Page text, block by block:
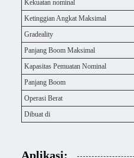
Kekuatan nominal
Ketinggian Angkat Maksimal
Gradeality
Panjang Boom Maksimal
Kapasitas Pemuatan Nominal
Panjang Boom
Operasi Berat
Dibuat di
Aplikasi: